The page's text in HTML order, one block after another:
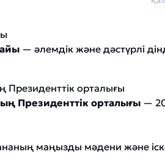
— әлемдік және дәстүрлі
Президенттік орталығы
Президенттік орталығы —
маңызды мәдени және